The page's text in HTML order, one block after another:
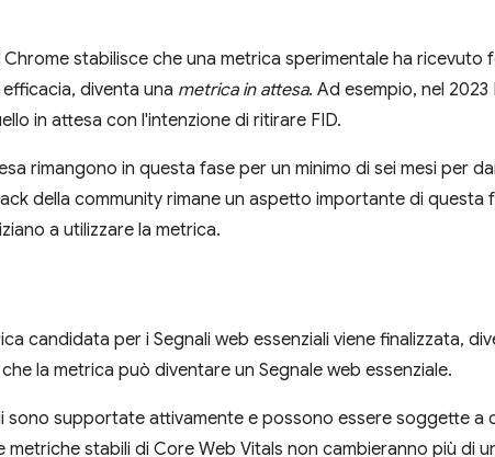
stabilisce che una metrica sperimentale ha ricevuto
diventa una metrica in attesa. Ad esempio, nel
in attesa con l'intenzione di ritirare FID.
rimangono in questa fase per un minimo di sei mesi per
della community rimane un aspetto importante di questa
a utilizzare la metrica.
candidata per i Segnali web essenziali viene finalizzata,
la metrica può diventare un Segnale web essenziale.
sono supportate attivamente e possono essere soggette a
metriche stabili di Core Web Vitals non cambieranno più di